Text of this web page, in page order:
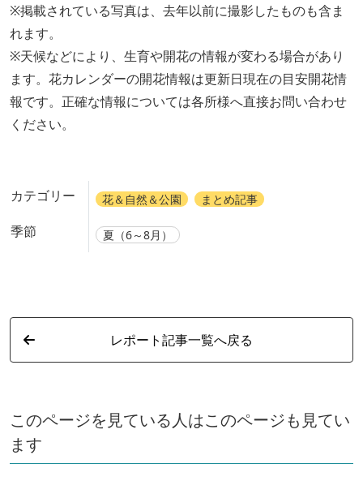
※掲載されている写真は、去年以前に撮影したものも含ま
れます。
※天候などにより、生育や開花の情報が変わる場合があり
ます。花カレンダーの開花情報は更新日現在の目安開花情
報です。正確な情報については各所様へ直接お問い合わせ
ください。
カテゴリー 花＆自然＆公園 まとめ記事
季節 夏（6～8月）
レポート記事一覧へ戻る
このページを見ている人はこのページも見てい
ます